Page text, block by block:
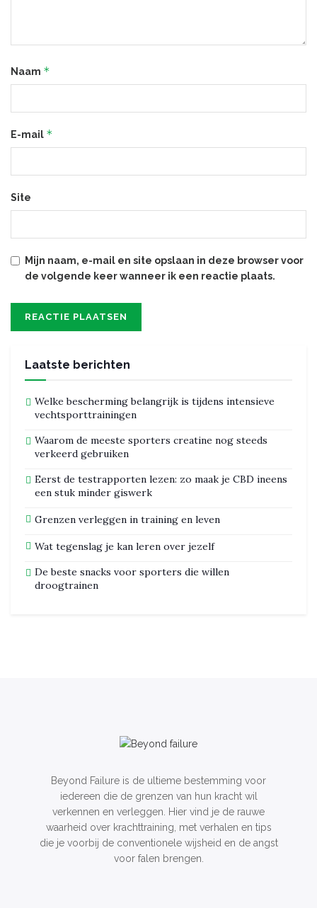
Naam *
E-mail *
Site
Mijn naam, e-mail en site opslaan in deze browser voor
de volgende keer wanneer ik een reactie plaats.
Laatste berichten
Welke bescherming belangrijk is tijdens intensieve
vechtsporttrainingen
Waarom de meeste sporters creatine nog steeds
verkeerd gebruiken
Eerst de testrapporten lezen: zo maak je CBD ineens
een stuk minder giswerk
Grenzen verleggen in training en leven
Wat tegenslag je kan leren over jezelf
De beste snacks voor sporters die willen
droogtrainen
Beyond Failure is de ultieme bestemming voor
iedereen die de grenzen van hun kracht wil
verkennen en verleggen. Hier vind je de rauwe
waarheid over krachttraining, met verhalen en tips
die je voorbij de conventionele wijsheid en de angst
voor falen brengen.